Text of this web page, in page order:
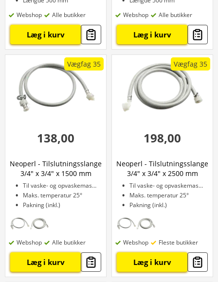
Webshop
Alle butikker
Læg i kurv
Webshop
Alle butikker
Læg i kurv
Vægfag 35
138,00
Neoperl - Tilslutningsslange
3/4" x 3/4" x 1500 mm
Til vaske- og opvaskemaskine
Maks. temperatur 25°
Pakning (inkl.)
Webshop Alle butikker
Læg i kurv
Vægfag 35
198,00
Neoperl - Tilslutningsslange
3/4" x 3/4" x 2500 mm
Til vaske- og opvaskemaskine
Maks. temperatur 25°
Pakning (inkl.)
Webshop Fleste butikker
Læg i kurv